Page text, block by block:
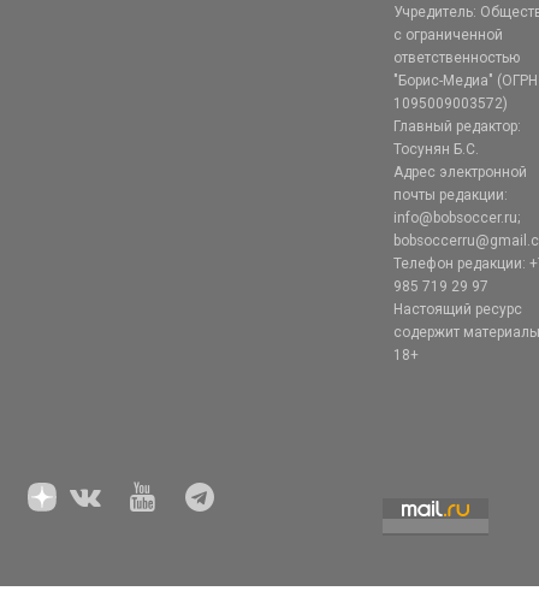
Учредитель:
с ограниченной
ответственностью
"Борис-Медиа" (ОГРН
1095009003572)
Главный редактор:
Тосунян Б.С.
Адрес электронной
почты редакции:
info@bobsoccer.ru;
Телефон редакции:
985 719 29 97
Настоящий ресурс
содержит
18+